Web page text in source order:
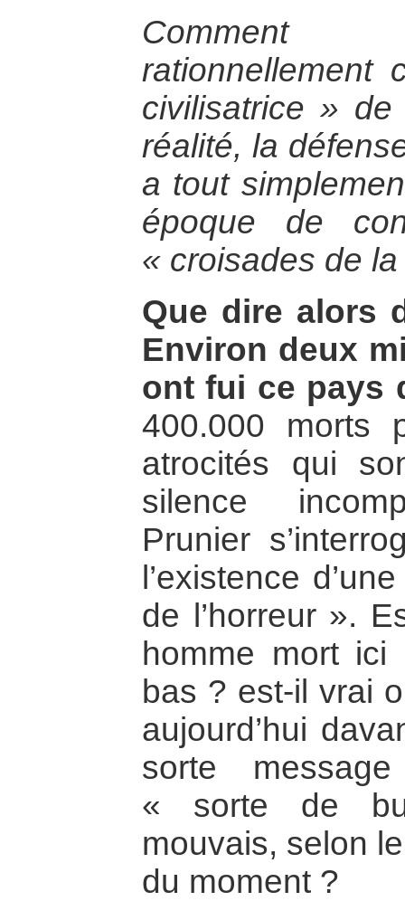
Comment
civilisatrice » de
réalité, la
a tout
époque de
« croisades de
Que dire alors
Environ deux
ont fui ce pays
400.000 morts
atrocités qui
silence
Prunier
l’existence
de l’horreur ».
homme mort
bas ? est-il vrai
aujourd’hui
sorte
« sorte de
mouvais, selon
du moment ?